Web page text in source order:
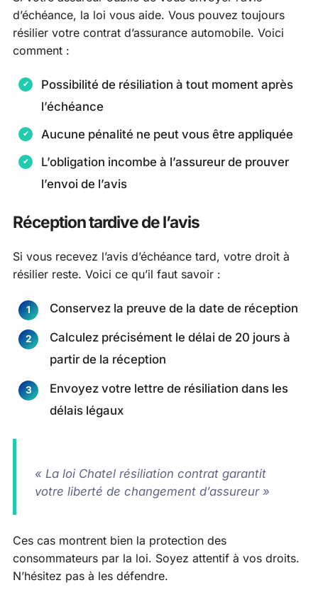
d’échéance, la loi vous aide. Vous pouvez toujours
résilier votre contrat d’assurance automobile. Voici
comment :
Possibilité de résiliation à tout moment après
l’échéance
Aucune pénalité ne peut vous être appliquée
L’obligation incombe à l’assureur de prouver
l’envoi de l’avis
Réception tardive de l’avis
Si vous recevez l’avis d’échéance tard, votre droit à
résilier reste. Voici ce qu’il faut savoir :
Conservez la preuve de la date de réception
Calculez précisément le délai de 20 jours à
partir de la réception
Envoyez votre lettre de résiliation dans les
délais légaux
« La loi Chatel résiliation contrat garantit
votre liberté de changement d’assureur »
Ces cas montrent bien la protection des
consommateurs par la loi. Soyez attentif à vos droits.
N’hésitez pas à les défendre.